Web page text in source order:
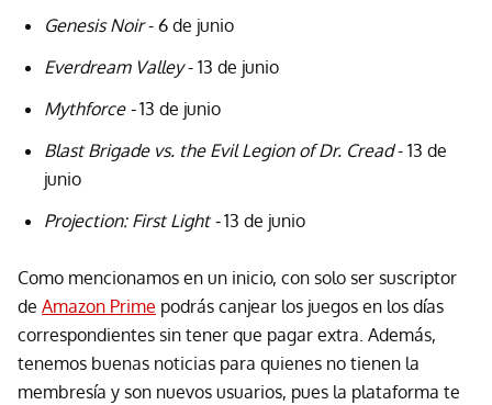
Genesis Noir- 6 de junio
Everdream Valley- 13 de junio
Mythforce -13 de junio
Blast Brigade vs. the Evil Legion of Dr. Cread- 13 de
junio
Projection: First Light -13 de junio
Como mencionamos en un inicio, con solo ser suscriptor
de Amazon Prime podrás canjear los juegos en los días
correspondientes sin tener que pagar extra. Además,
tenemos buenas noticias para quienes no tienen la
membresía y son nuevos usuarios, pues la plataforma te